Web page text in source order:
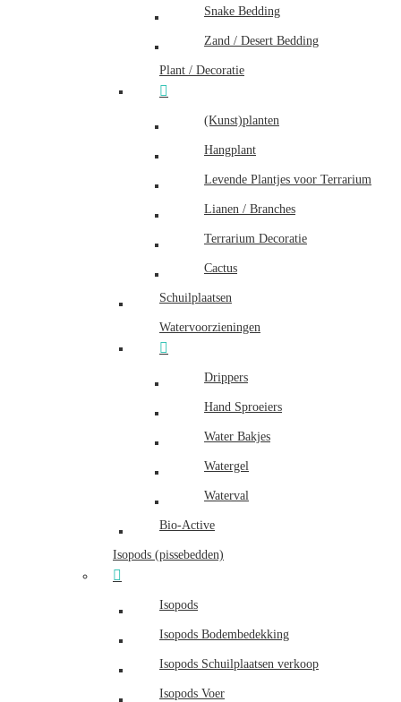
Snake Bedding
Zand / Desert Bedding
Plant / Decoratie
(Kunst)planten
Hangplant
Levende Plantjes voor Terrarium
Lianen / Branches
Terrarium Decoratie
Cactus
Schuilplaatsen
Watervoorzieningen
Drippers
Hand Sproeiers
Water Bakjes
Watergel
Waterval
Bio-Active
Isopods (pissebedden)
Isopods
Isopods Bodembedekking
Isopods Schuilplaatsen verkoop
Isopods Voer